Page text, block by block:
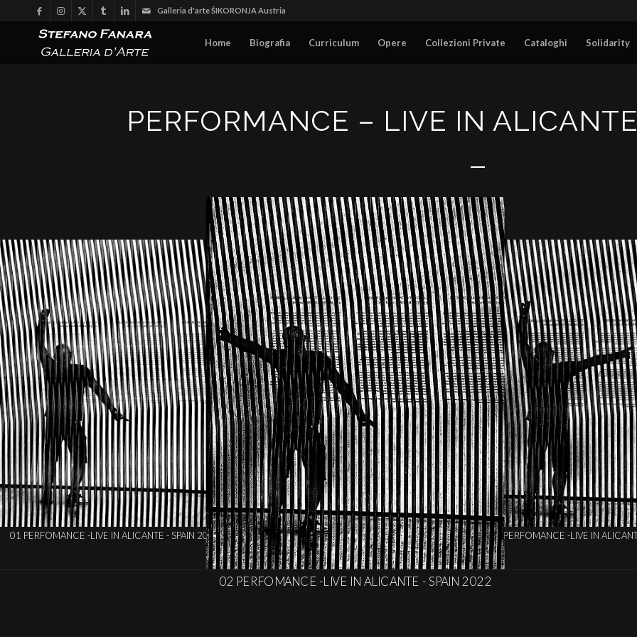
Galleria d'arte ŠIKORONJA Austria
Home Biografia Curriculum Opere Collezioni Private Cataloghi Solidarity
PERFORMANCE – LIVE IN
ALICANTE - SPAIN 2022 02 PERFOMANCE -LIVE IN ALICANTE - SPAIN 2022
03 PERFOMANCE -LIVE IN ALICANTE - SPAIN 2022
04